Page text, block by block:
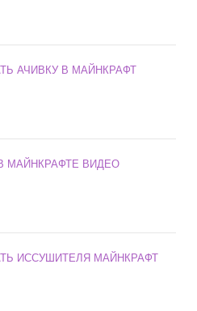
АЧИВКУ В МАЙНКРАФТ
МАЙНКРАФТЕ ВИДЕО
ИССУШИТЕЛЯ МАЙНКРАФТ